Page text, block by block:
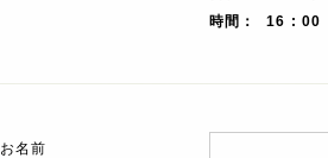
時間
16 : 00
お名前